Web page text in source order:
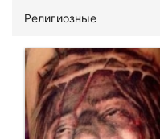
Религиозные